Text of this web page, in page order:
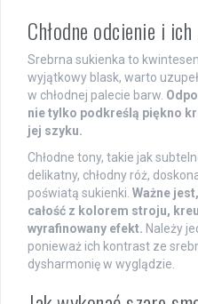
Chłodne odcienie i
Srebrna sukienka to
wyjątkowy blask, warto
w chłodnej palecie barw.
nie tylko podkreślą piękno
jej szyku.
Chłodne tony, takie jak
delikatny, chłodny róż,
poświatą sukienki. Ważne
całość z kolorem stroju,
wyrafinowany efekt. Należy
ponieważ ich kontrast ze
dysharmonię w wyglądzie.